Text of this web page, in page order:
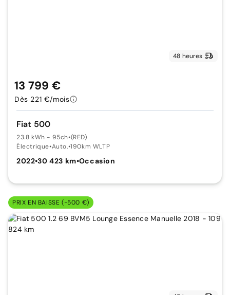
48 heures
Fiat 500
23.8 kWh - 95ch•(RED)
Électrique•Auto.•190km WLTP
2022•30 423 km•Occasion
13 799 €
Dès 221 €/mois
PRIX EN BAISSE (-500 €)